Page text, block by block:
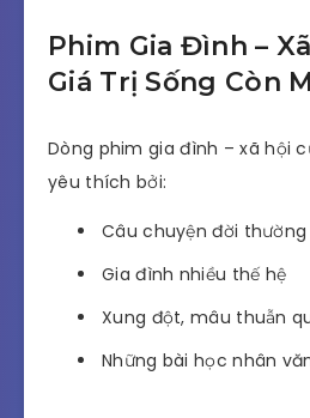
Phim Gia Đình –
Giá Trị Sống Còn
Dòng phim gia đình – xã hội
yêu thích bởi:
Câu chuyện đời thường
Gia đình nhiều thế hệ
Xung đột, mâu thuẫn
Những bài học nhân